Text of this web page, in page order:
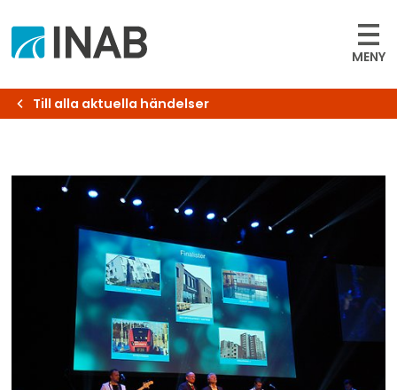
MENY
Till alla aktuella händelser